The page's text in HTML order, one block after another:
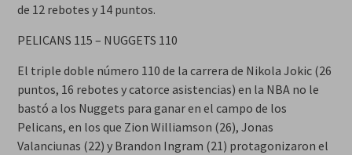
de 12 rebotes y 14 puntos.
PELICANS 115 – NUGGETS 110
El triple doble número 110 de la carrera de Nikola Jokic (26
puntos, 16 rebotes y catorce asistencias) en la NBA no le
bastó a los Nuggets para ganar en el campo de los
Pelicans, en los que Zion Williamson (26), Jonas
Valanciunas (22) y Brandon Ingram (21) protagonizaron el